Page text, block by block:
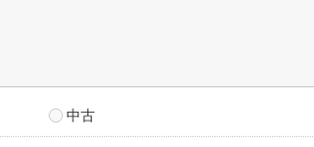
中古